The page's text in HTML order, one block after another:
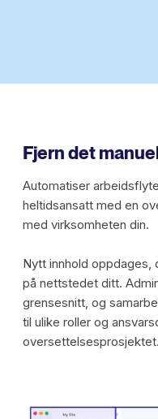
Fjern det
Automatiser
heltidsansatt med en
med virksomheten din.
Nytt innhold
på nettstedet ditt.
grensesnitt, og
til ulike roller og
oversettelsesprosjektet.